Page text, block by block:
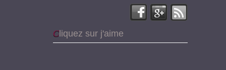
Cliquez sur j'aime